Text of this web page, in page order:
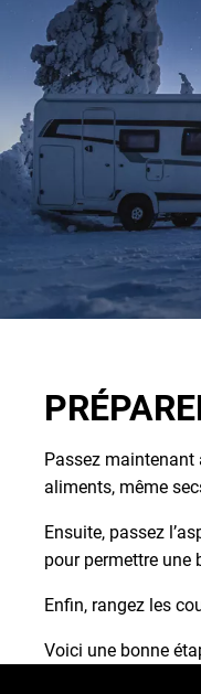
Passez maintenant
aliments, même
Ensuite, passez
pour permettre une
Enfin, rangez les
Voici une bonne